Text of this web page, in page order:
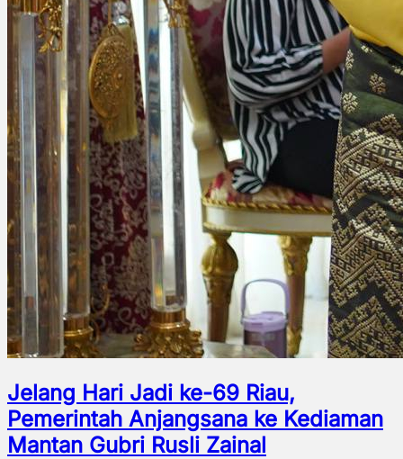
Jelang Hari Jadi ke-69 Riau,
Pemerintah Anjangsana ke Kediaman
Mantan Gubri Rusli Zainal